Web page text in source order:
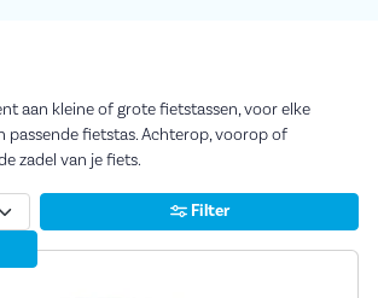
aan kleine of grote fietstassen, voor elke
passende fietstas. Achterop, voorop of
zadel van je fiets.
Filter